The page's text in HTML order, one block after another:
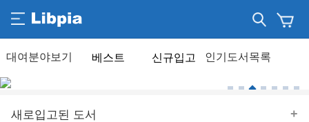
베스트 신규입고
새로입고된 도서 +